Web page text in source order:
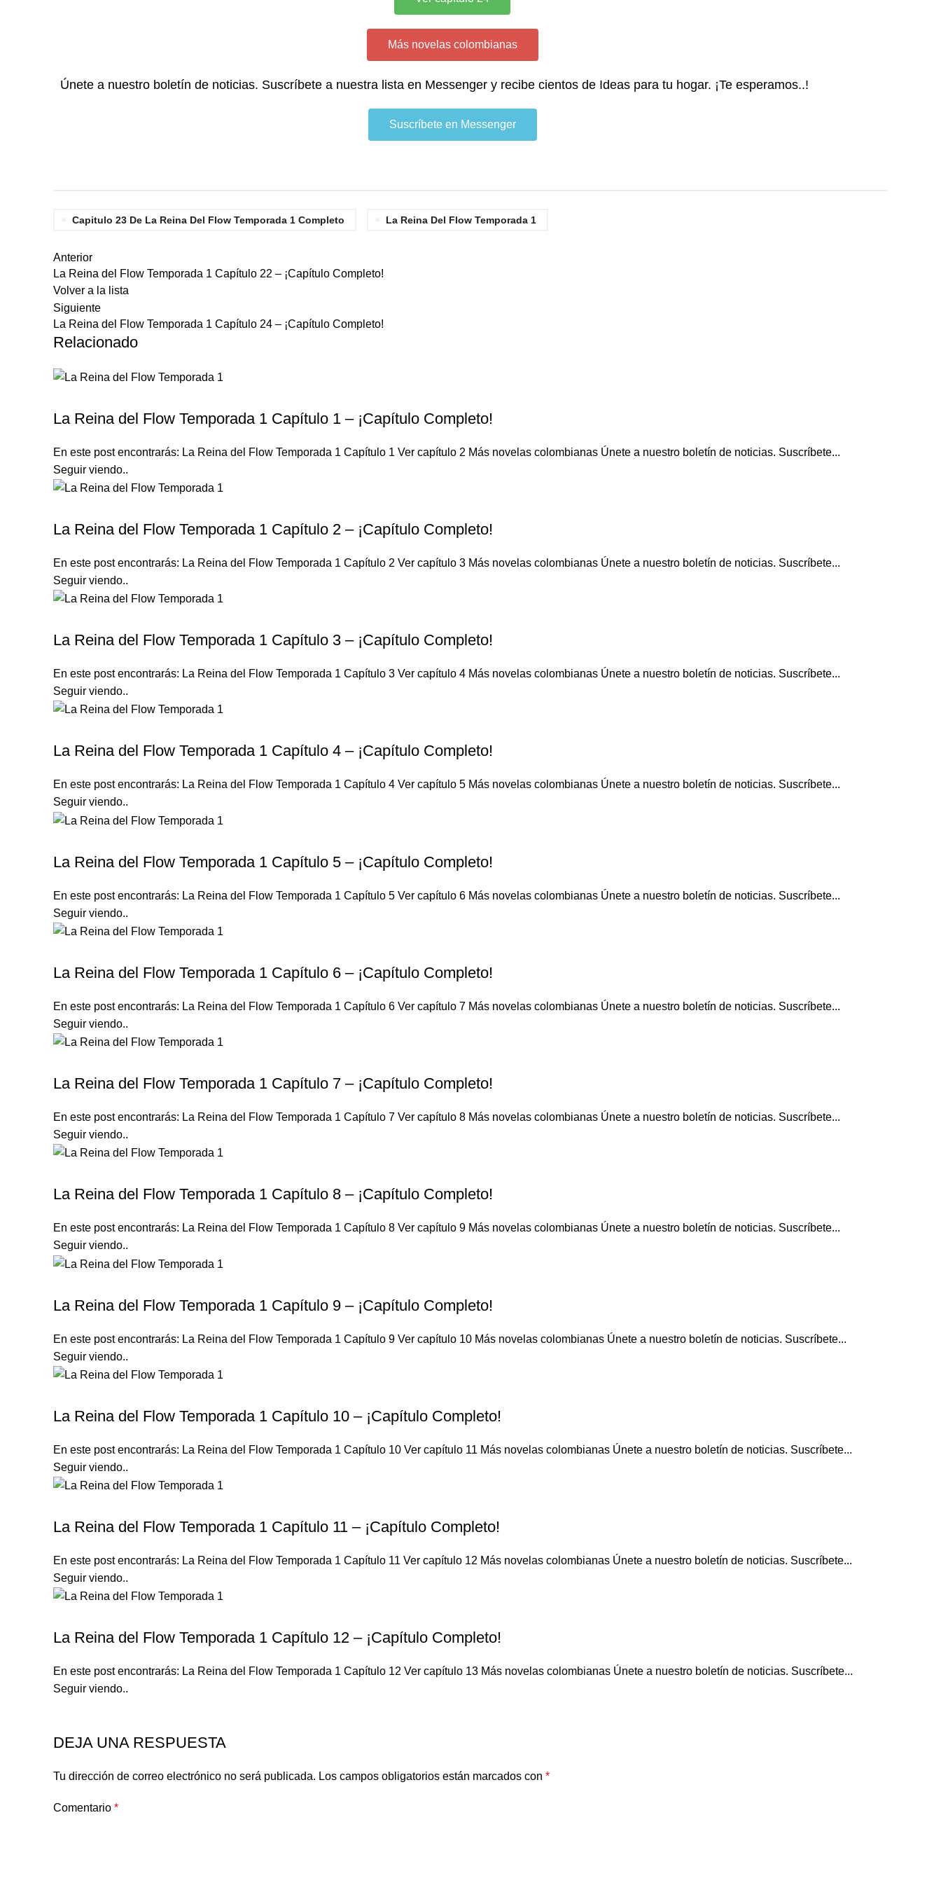
Más novelas colombianas
Únete a nuestro boletín de noticias. Suscríbete a nuestra lista en Messenger y recibe cientos de Ideas para tu hogar. ¡Te esperamos..!
Suscríbete en Messenger
Capitulo 23 De La Reina Del Flow Temporada 1 Completo La Reina Del Flow Temporada 1
Anterior
La Reina del Flow Temporada 1 Capítulo 22 – ¡Capítulo Completo!
Volver a la lista
Siguiente
La Reina del Flow Temporada 1 Capítulo 24 – ¡Capítulo Completo!
Relacionado
La Reina del Flow Temporada 1 Capítulo 1 – ¡Capítulo Completo!
En este post encontrarás: La Reina del Flow Temporada 1 Capítulo 1 Ver capítulo 2 Más novelas colombianas Únete a nuestro boletín de noticias. Suscríbete...
Seguir viendo..
La Reina del Flow Temporada 1 Capítulo 2 – ¡Capítulo Completo!
En este post encontrarás: La Reina del Flow Temporada 1 Capítulo 2 Ver capítulo 3 Más novelas colombianas Únete a nuestro boletín de noticias. Suscríbete...
Seguir viendo..
La Reina del Flow Temporada 1 Capítulo 3 – ¡Capítulo Completo!
En este post encontrarás: La Reina del Flow Temporada 1 Capítulo 3 Ver capítulo 4 Más novelas colombianas Únete a nuestro boletín de noticias. Suscríbete...
Seguir viendo..
La Reina del Flow Temporada 1 Capítulo 4 – ¡Capítulo Completo!
En este post encontrarás: La Reina del Flow Temporada 1 Capítulo 4 Ver capítulo 5 Más novelas colombianas Únete a nuestro boletín de noticias. Suscríbete...
Seguir viendo..
La Reina del Flow Temporada 1 Capítulo 5 – ¡Capítulo Completo!
En este post encontrarás: La Reina del Flow Temporada 1 Capítulo 5 Ver capítulo 6 Más novelas colombianas Únete a nuestro boletín de noticias. Suscríbete...
Seguir viendo..
La Reina del Flow Temporada 1 Capítulo 6 – ¡Capítulo Completo!
En este post encontrarás: La Reina del Flow Temporada 1 Capítulo 6 Ver capítulo 7 Más novelas colombianas Únete a nuestro boletín de noticias. Suscríbete...
Seguir viendo..
La Reina del Flow Temporada 1 Capítulo 7 – ¡Capítulo Completo!
En este post encontrarás: La Reina del Flow Temporada 1 Capítulo 7 Ver capítulo 8 Más novelas colombianas Únete a nuestro boletín de noticias. Suscríbete...
Seguir viendo..
La Reina del Flow Temporada 1 Capítulo 8 – ¡Capítulo Completo!
En este post encontrarás: La Reina del Flow Temporada 1 Capítulo 8 Ver capítulo 9 Más novelas colombianas Únete a nuestro boletín de noticias. Suscríbete...
Seguir viendo..
La Reina del Flow Temporada 1 Capítulo 9 – ¡Capítulo Completo!
En este post encontrarás: La Reina del Flow Temporada 1 Capítulo 9 Ver capítulo 10 Más novelas colombianas Únete a nuestro boletín de noticias. Suscríbete...
Seguir viendo..
La Reina del Flow Temporada 1 Capítulo 10 – ¡Capítulo Completo!
En este post encontrarás: La Reina del Flow Temporada 1 Capítulo 10 Ver capítulo 11 Más novelas colombianas Únete a nuestro boletín de noticias. Suscríbete...
Seguir viendo..
La Reina del Flow Temporada 1 Capítulo 11 – ¡Capítulo Completo!
En este post encontrarás: La Reina del Flow Temporada 1 Capítulo 11 Ver capítulo 12 Más novelas colombianas Únete a nuestro boletín de noticias. Suscríbete...
Seguir viendo..
La Reina del Flow Temporada 1 Capítulo 12 – ¡Capítulo Completo!
En este post encontrarás: La Reina del Flow Temporada 1 Capítulo 12 Ver capítulo 13 Más novelas colombianas Únete a nuestro boletín de noticias. Suscríbete...
Seguir viendo..
DEJA UNA RESPUESTA
Tu dirección de correo electrónico no será publicada. Los campos obligatorios están marcados con *
Comentario *